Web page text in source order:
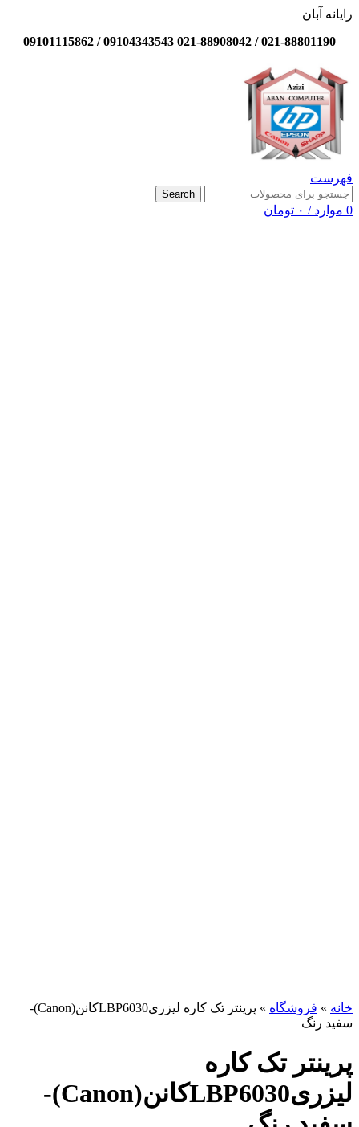
رایانه آبان
021-88801190 / 021-88908042 09104343543 / 09101115862
فهرست
Search
0 موارد / ۰ تومان
خانه » فروشگاه »
پرینتر تک کاره لیزریLBP6030کانن(Canon)-
سفید رنگ
پرینتر تک کاره
لیزریLBP6030کانن(Canon)-